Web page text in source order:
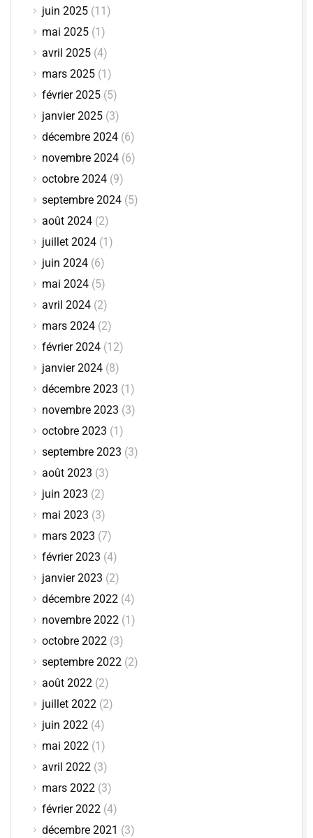
juin 2025 (11)
mai 2025 (1)
avril 2025 (4)
mars 2025 (1)
février 2025 (5)
janvier 2025 (3)
décembre 2024 (6)
novembre 2024 (6)
octobre 2024 (9)
septembre 2024 (5)
août 2024 (2)
juillet 2024 (1)
juin 2024 (6)
mai 2024 (5)
avril 2024 (2)
mars 2024 (2)
février 2024 (12)
janvier 2024 (8)
décembre 2023 (1)
novembre 2023 (3)
octobre 2023 (1)
septembre 2023 (3)
août 2023 (3)
juin 2023 (2)
mai 2023 (3)
mars 2023 (7)
février 2023 (4)
janvier 2023 (2)
décembre 2022 (4)
novembre 2022 (1)
octobre 2022 (3)
septembre 2022 (2)
août 2022 (2)
juillet 2022 (2)
juin 2022 (4)
mai 2022 (1)
avril 2022 (3)
mars 2022 (3)
février 2022 (4)
décembre 2021 (3)